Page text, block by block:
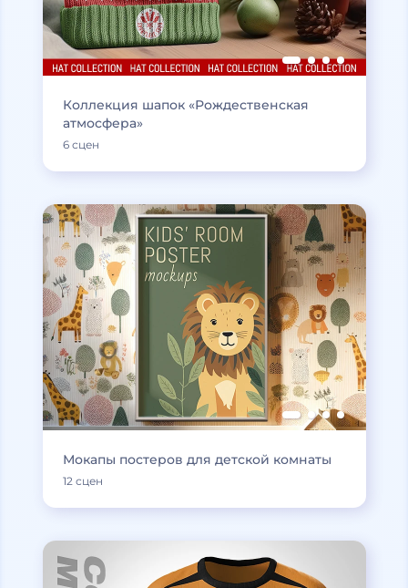
Коллекция шапок «Рождественская
атмосфера»
6 сцен
Мокапы постеров для детской комнаты
12 сцен